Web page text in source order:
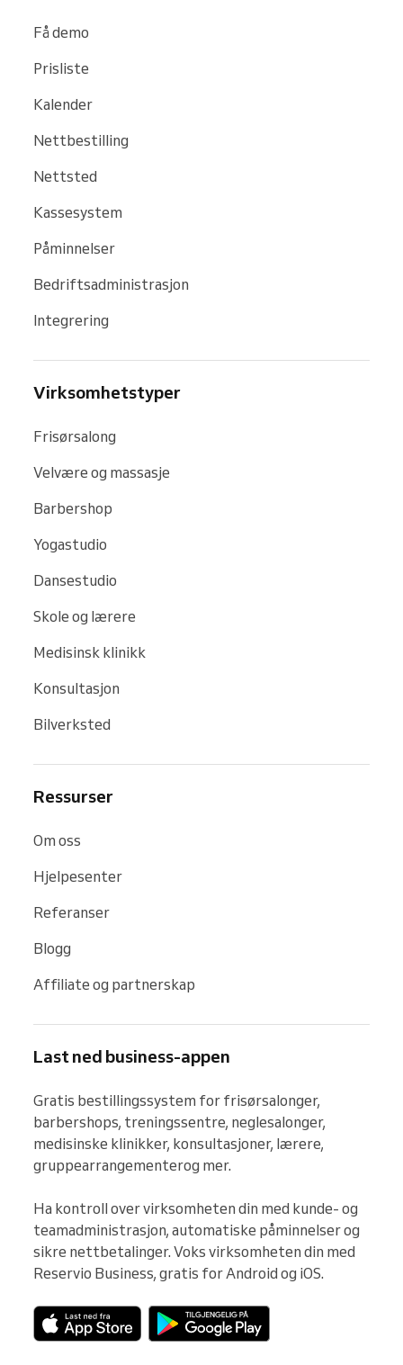
Få demo
Prisliste
Kalender
Nettbestilling
Nettsted
Kassesystem
Påminnelser
Bedriftsadministrasjon
Integrering
Virksomhetstyper
Frisørsalong
Velvære og massasje
Barbershop
Yogastudio
Dansestudio
Skole og lærere
Medisinsk klinikk
Konsultasjon
Bilverksted
Ressurser
Om oss
Hjelpesenter
Referanser
Blogg
Affiliate og partnerskap
Last ned business-appen
Gratis bestillingssystem for frisørsalonger,
barbershops, treningssentre, neglesalonger,
medisinske klinikker, konsultasjoner, lærere,
gruppearrangementerog mer.
Ha kontroll over virksomheten din med kunde- og
teamadministrasjon, automatiske påminnelser og
sikre nettbetalinger. Voks virksomheten din med
Reservio Business, gratis for Android og iOS.